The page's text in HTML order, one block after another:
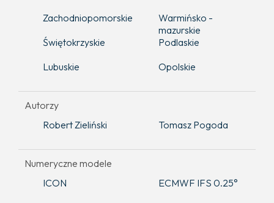
Zachodniopomorskie
Warmińsko -
mazurskie
Świętokrzyskie
Podlaskie
Lubuskie
Opolskie
Autorzy
Robert Zieliński
Tomasz Pogoda
Numeryczne modele
ICON
ECMWF IFS 0.25°